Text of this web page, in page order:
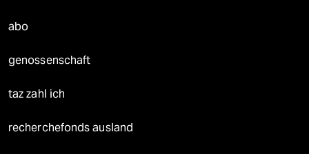
abo
genossenschaft
taz zahl ich
recherchefonds ausland